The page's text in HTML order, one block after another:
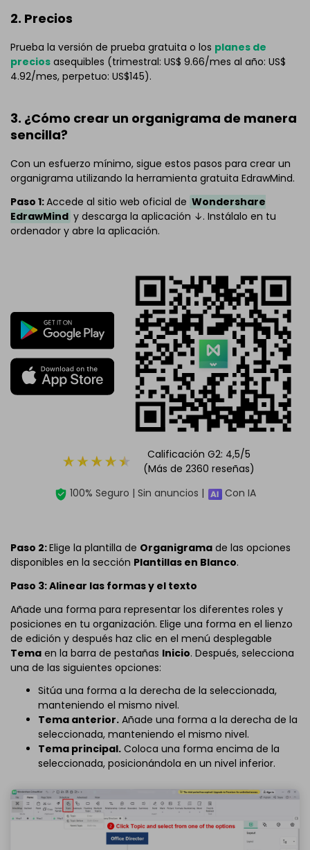
2. Precios
Prueba la versión de prueba gratuita o los planes de
precios asequibles (trimestral: US$ 9.66/mes al año: US$
4.92/mes, perpetuo: US$145).
3. ¿Cómo crear un organigrama de manera
sencilla?
Con un esfuerzo mínimo, sigue estos pasos para crear un
organigrama utilizando la herramienta gratuita EdrawMind.
Paso 1:Accede al sitio web oficial de Wondershare
EdrawMind y descarga la aplicación ↓. Instálalo en tu
ordenador y abre la aplicación.
Calificación G2: 4,5/5
(Más de 2360 reseñas)
100% Seguro | Sin anuncios |
Con IA
Paso 2:Elige la plantilla de Organigrama de las opciones
disponibles en la sección Plantillas en Blanco.
Paso 3:Alinear las formas y el texto
Añade una forma para representar los diferentes roles y
posiciones en tu organización. Elige una forma en el lienzo
de edición y después haz clic en el menú desplegable
Tema en la barra de pestañas Inicio. Después, selecciona
una de las siguientes opciones:
Sitúa una forma a la derecha de la seleccionada,
manteniendo el mismo nivel.
Tema anterior. Añade una forma a la derecha de la
seleccionada, manteniendo el mismo nivel.
Tema principal. Coloca una forma encima de la
seleccionada, posicionándola en un nivel inferior.